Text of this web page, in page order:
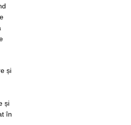
și
și
în